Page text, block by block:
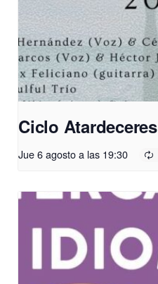
Ciclo Atardeceres
Jue 6 agosto a las 19:30